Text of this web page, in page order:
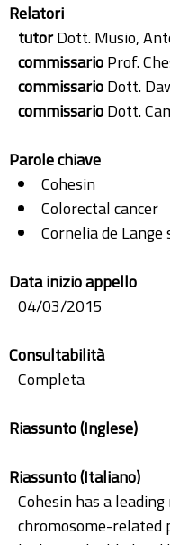
Relatori
tutorDott. Musio,
commissarioProf.
commissarioDott.
commissarioDott.
Parole chiave
Cohesin
Colorectal cancer
Cornelia de Lange
Data inizio appello
04/03/2015
Consultabilità
Completa
Riassunto (Inglese)
Riassunto (Italiano)
Cohesin has a
chromosome-related